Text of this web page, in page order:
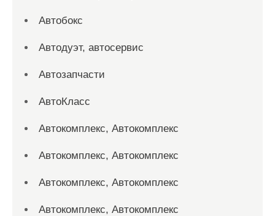
Автобокс
Автодуэт, автосервис
Автозапчасти
АвтоКласс
Автокомплекс, Автокомплекс
Автокомплекс, Автокомплекс
Автокомплекс, Автокомплекс
Автокомплекс, Автокомплекс